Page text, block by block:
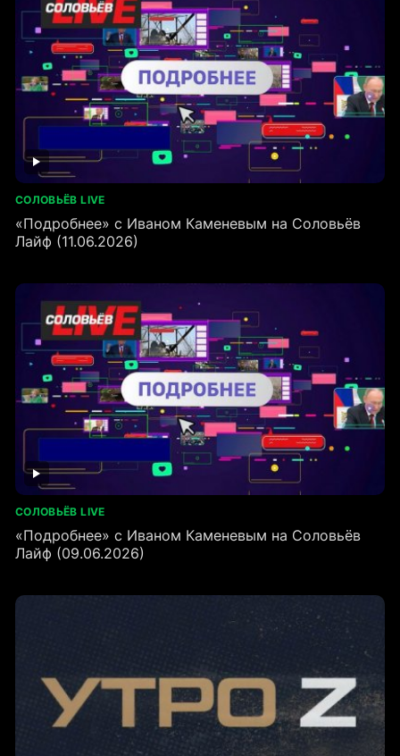
СОЛОВЬЁВ LIVE
«Подробнее» с Иваном Каменевым на Соловьёв
Лайф (11.06.2026)
СОЛОВЬЁВ LIVE
«Подробнее» с Иваном Каменевым на Соловьёв
Лайф (09.06.2026)